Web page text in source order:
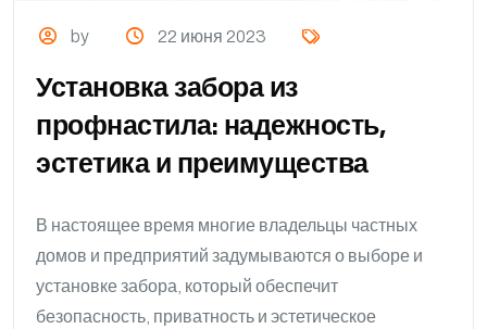
by 22 июня 2023
Установка забора из
профнастила: надежность,
эстетика и преимущества
В настоящее время многие владельцы частных
домов и предприятий задумываются о выборе и
установке забора, который обеспечит
безопасность, приватность и эстетическое